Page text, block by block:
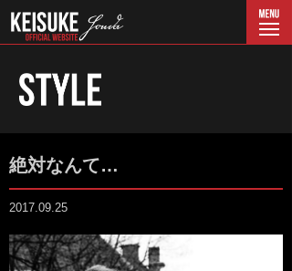
絶対なんて…
2017.09.25